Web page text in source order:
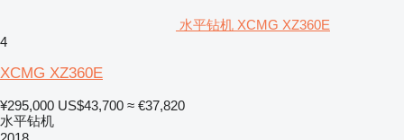
水平钻机 XCMG XZ360E
4
XCMG XZ360E
¥295,000 US$43,700 ≈ €37,820
水平钻机